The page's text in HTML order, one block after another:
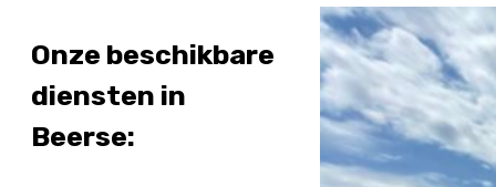
Onze beschikbare
diensten in
Beerse: